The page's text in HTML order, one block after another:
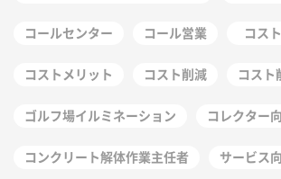
コールセンター コール営業 コスト
コストメリット コスト削減 コスト
ゴルフ場イルミネーション コレクター
コンクリート解体作業主任者 サービス